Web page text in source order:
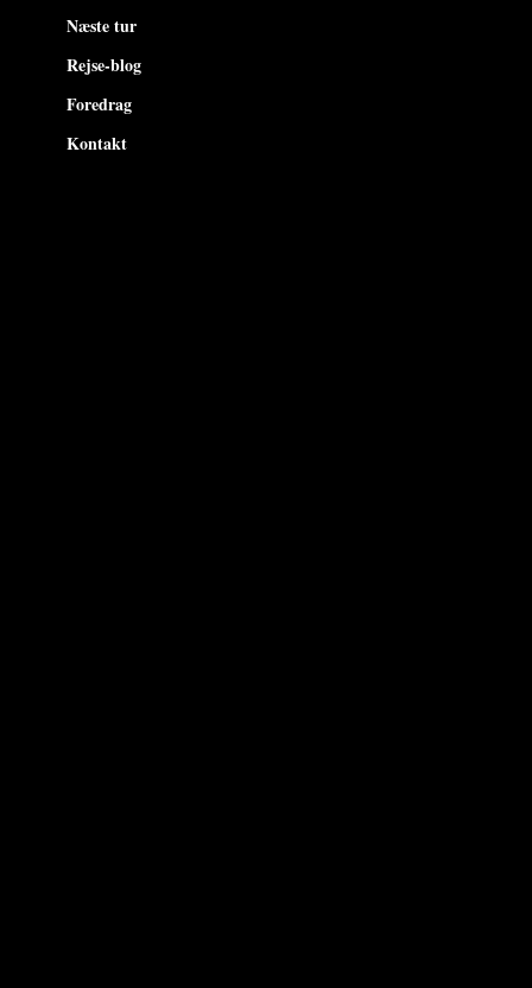
Næste tur
Rejse-blog
Foredrag
Kontakt